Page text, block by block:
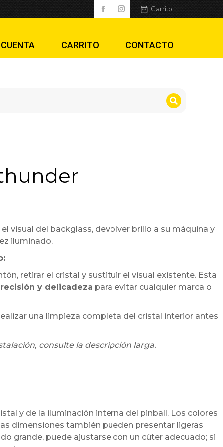
Carrito
CARRITO CONTACTO
visual del backglass, devolver brillo a su máquina y
iluminado.
retirar el cristal y sustituir el visual existente. Esta
y delicadeza para evitar cualquier marca o
una limpieza completa del cristal interior antes
consulte la descripción larga.
y de la iluminación interna del pinball. Los colores
dimensiones también pueden presentar ligeras
grande, puede ajustarse con un cúter adecuado; si